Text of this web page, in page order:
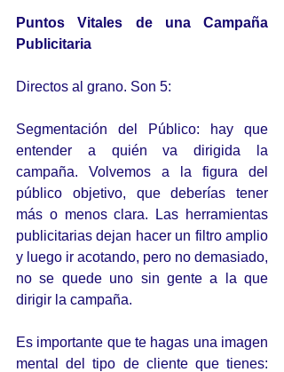
Puntos Vitales de una Campaña
Publicitaria
Directos al grano. Son 5:
Segmentación del Público: hay que
entender a quién va dirigida la
campaña. Volvemos a la figura del
público objetivo, que deberías tener
más o menos clara. Las herramientas
publicitarias dejan hacer un filtro amplio
y luego ir acotando, pero no demasiado,
no se quede uno sin gente a la que
dirigir la campaña.
Es importante que te hagas una imagen
mental del tipo de cliente que tienes: